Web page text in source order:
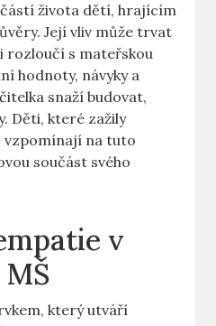
života dětí, hrajícím
Její vliv může trvat
rozloučí s mateřskou
hodnoty, návyky⁤ a
snaží budovat,
Děti, které zažily​
vzpomínají na⁢ tuto
součást ⁤svého
v
který‍ utváří